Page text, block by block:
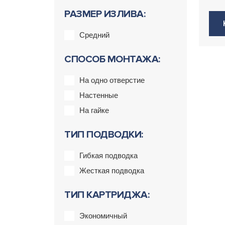
РАЗМЕР ИЗЛИВА:
Средний
СПОСОБ МОНТАЖА:
На одно отверстие
Настенные
На гайке
ТИП ПОДВОДКИ:
Гибкая подводка
Жесткая подводка
ТИП КАРТРИДЖА:
Экономичный